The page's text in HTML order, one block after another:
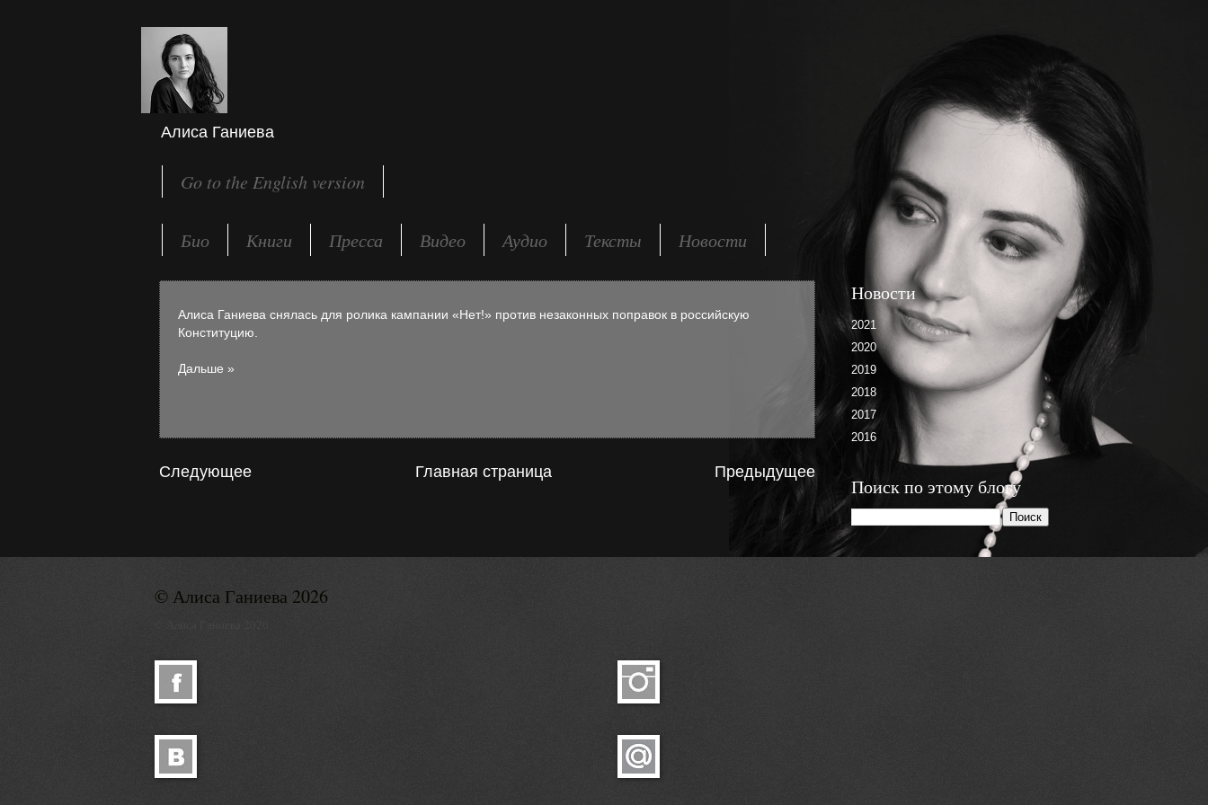
Алиса Ганиева
Go to the English version
Био Книги Пресса Видео Аудио Тексты Новости
Алиса Ганиева снялась для ролика кампании «Нет!» против незаконных поправок в российскую
Конституцию.
Дальше »
Следующее Предыдущее
Главная страница
Новости
2021
2020
2019
2018
2017
2016
Поиск по этому блогу
© Алиса Ганиева 2026